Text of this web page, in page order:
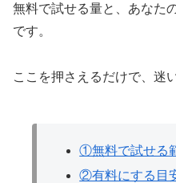
無料で試せる量と、あなた
です。
ここを押さえるだけで、迷
①無料で試せる
②有料にする目